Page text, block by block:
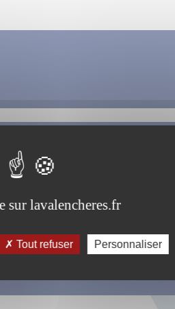
exploitées, traitées pour permettre
sur lavalencheres.fr
Tout refuser Personnaliser